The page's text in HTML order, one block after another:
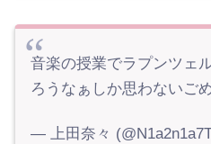
音楽の授業でラプンツェ
ろうなぁしか思わないご
— 上田奈々